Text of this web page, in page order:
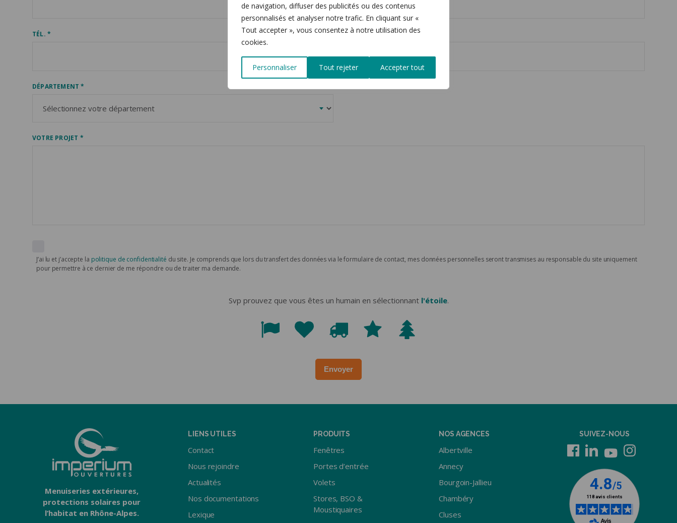
de navigation, diffuser des publicités ou des contenus
personnalisés et analyser notre trafic. En cliquant sur «
Tout accepter », vous consentez à notre utilisation des
cookies.
Personnaliser Tout rejeter Accepter tout
TÉL. * EMAIL *
DÉPARTEMENT *
VOTRE PROJET *
J’ai lu et j’accepte la politique de confidentialité du site. Je comprends que lors du transfert des données via le formulaire de contact, mes données personnelles seront transmises au responsable du site uniquement
pour permettre à ce dernier de me répondre ou de traiter ma demande.
Svp prouvez que vous êtes un humain en sélectionnant l'étoile.
Svp
prouvez
en
1 2 3 4 5
Envoyer
Menuiseries extérieures,
protections solaires pour
l’habitat en Rhône-Alpes.
LIENS UTILES
Contact
Nous rejoindre
Actualités
Nos documentations
Lexique
PRODUITS
Fenêtres
Portes d’entrée
Volets
Stores, BSO &
Moustiquaires
NOS AGENCES
Albertville
Annecy
Bourgoin-Jallieu
Chambéry
Cluses
SUIVEZ-NOUS